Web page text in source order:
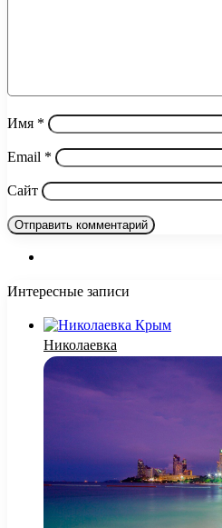
Имя *
Email *
Сайт
Интересные записи
Николаевка